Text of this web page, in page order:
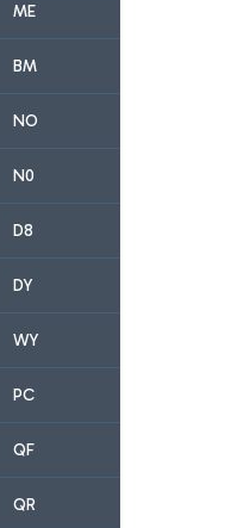
ME
BM
NO
N0
D8
DY
WY
PC
QF
QR